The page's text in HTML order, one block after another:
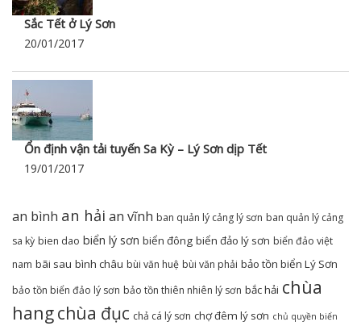
Sắc Tết ở Lý Sơn
20/01/2017
Ổn định vận tải tuyến Sa Kỳ – Lý Sơn dịp Tết
19/01/2017
an bình an hải an vĩnh ban quản lý cảng lý sơn ban quản lý cảng
sa kỳ bien dao biển lý sơn biển đông biển đảo lý sơn biển đảo việt
nam bãi sau bình châu bùi văn huệ bùi văn phải bảo tồn biển Lý Sơn
bảo tồn biển đảo lý sơn bảo tồn thiên nhiên lý sơn bắc hải chùa
hangchùa đục chả cá lý sơn chợ đêm lý sơn chủ quyền biển